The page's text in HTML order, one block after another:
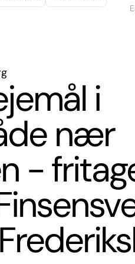
i
nær
-